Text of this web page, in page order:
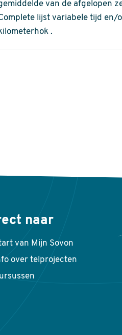
van de afgelopen
lijst variabele tijd en/
.
naar
van Mijn Sovon
over telprojecten